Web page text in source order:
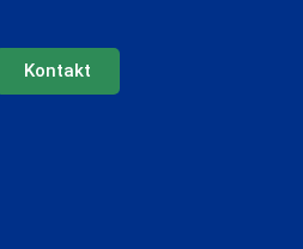
Kontakt